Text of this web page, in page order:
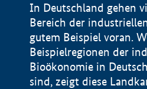
In Deutschland gehen
Bereich der
gutem Beispiel voran.
Beispielregionen der
Bioökonomie in
sind, zeigt diese